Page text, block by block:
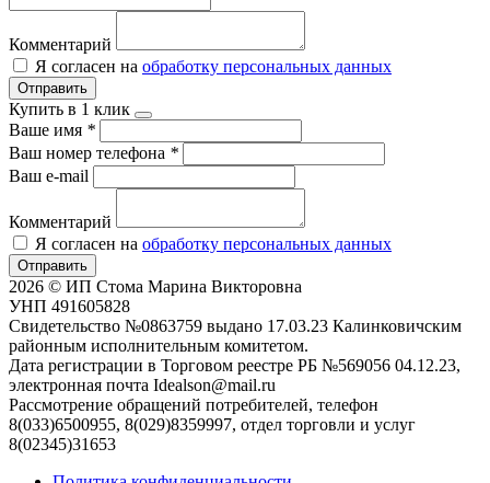
Комментарий
Я согласен на обработку персональных данных
Отправить
Купить в 1 клик
Ваше имя *
Ваш номер телефона *
Ваш e-mail
Комментарий
Я согласен на обработку персональных данных
Отправить
2026 © ИП Стома Марина Викторовна
УНП 491605828
Свидетельство №0863759 выдано 17.03.23 Калинковичским
районным исполнительным комитетом.
Дата регистрации в Торговом реестре РБ №569056 04.12.23,
электронная почта Idealson@mail.ru
Рассмотрение обращений потребителей, телефон
8(033)6500955, 8(029)8359997, отдел торговли и услуг
8(02345)31653